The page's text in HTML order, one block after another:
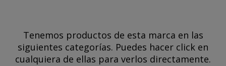
Tenemos productos de esta marca en las
siguientes categorías. Puedes hacer click en
cualquiera de ellas para verlos directamente.